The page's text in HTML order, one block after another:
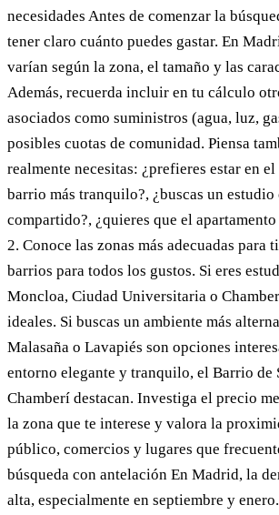
necesidades Antes de comenzar la
tener claro cuánto puedes gastar. En
varían según la zona, el tamaño y las
Además, recuerda incluir en tu cálculo
asociados como suministros (agua, luz,
posibles cuotas de comunidad. Piensa
realmente necesitas: ¿prefieres estar en
barrio más tranquilo?, ¿buscas un estudio
compartido?, ¿quieres que el apartamento
2. Conoce las zonas más adecuadas para
barrios para todos los gustos. Si eres
Moncloa, Ciudad Universitaria o
ideales. Si buscas un ambiente más
Malasaña o Lavapiés son opciones
entorno elegante y tranquilo, el Barrio de
Chamberí destacan. Investiga el precio
la zona que te interese y valora la
público, comercios y lugares que
búsqueda con antelación En Madrid, la
alta, especialmente en septiembre y